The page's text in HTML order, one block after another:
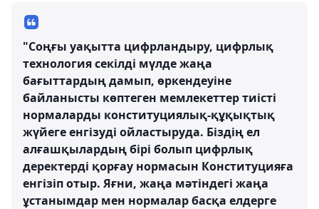
"Соңғы уақытта цифрландыру, цифрлық
технология секілді мүлде жаңа
бағыттардың дамып, өркендеуіне
байланысты көптеген мемлекеттер тиісті
нормаларды конституциялық-құқықтық
жүйеге енгізуді ойластыруда. Біздің ел
алғашқылардың бірі болып цифрлық
деректерді қорғау нормасын Конституцияға
енгізіп отыр. Яғни, жаңа мәтіндегі жаңа
ұстанымдар мен нормалар басқа елдерге